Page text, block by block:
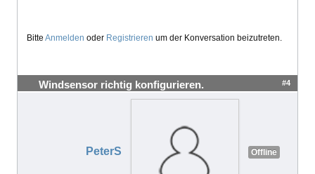
Bitte Anmelden oder Registrieren um der Konversation beizutreten.
Windsensor richtig konfigurieren. #4
PeterS Offline